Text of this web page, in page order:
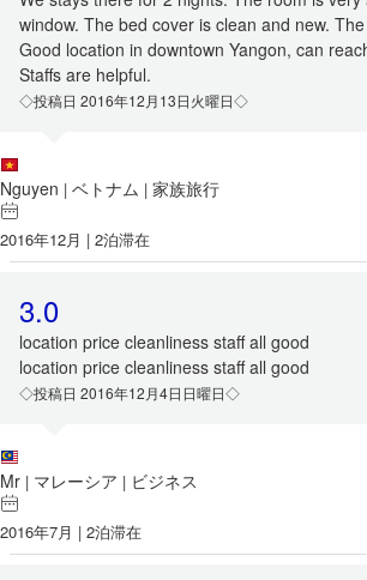
window. The bed cover is clean and new.
Good location in downtown Yangon, can
Staffs are helpful.
◇投稿日 2016年12月13日火曜日◇
Nguyen | ベトナム | 家族旅行
2016年12月 | 2泊滞在
3.0
location price cleanliness staff all good
location price cleanliness staff all good
◇投稿日 2016年12月4日日曜日◇
Mr | マレーシア | ビジネス
2016年7月 | 2泊滞在